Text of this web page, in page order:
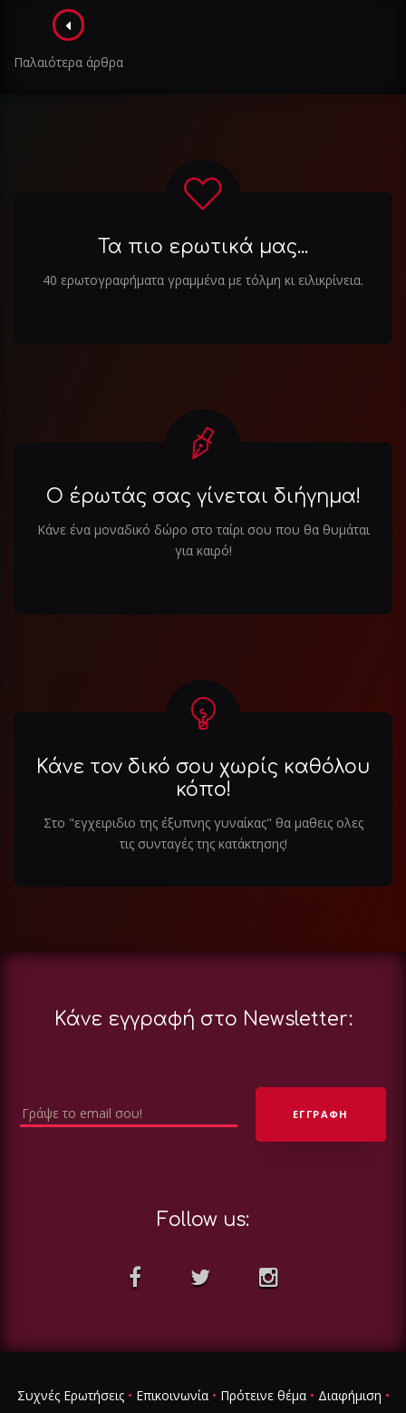
Πλοήγηση
στα
Παλαιότερα άρθρα
Τα πιο ερωτικά μας...
40 ερωτογραφήματα γραμμένα με τόλμη κι ειλικρίνεια.
Ο έρωτάς σας γίνεται διήγημα!
Κάνε ένα μοναδικό δώρο στο ταίρι σου που θα θυμάται
για καιρό!
Κάνε τον δικό σου χωρίς καθόλου
κόπο!
Στο "εγχειριδιο της έξυπνης γυναίκας" θα μαθεις ολες
τις συνταγές της κατάκτησης!
Κάνε εγγραφή στο Newsletter:
Follow us:
Συχνές Ερωτήσεις• Επικοινωνία• Πρότεινε θέμα• Διαφήμιση •